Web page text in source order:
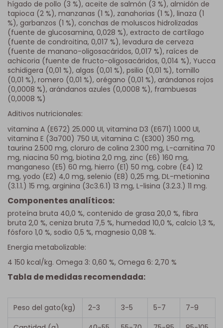
hígado de pollo (3 %), aceite de salmón (3 %), almidón de
tapioca (2 %), manzanas (1 %), zanahorias (1 %), linaza (1
%), garbanzos (1 %), conchas de moluscos hidrolizadas
(fuente de glucosamina, 0,028 %), extracto de cartílago
(fuente de condroitina, 0,017 %), levadura de cerveza
(fuente de manano-oligosacáridos, 0,017 %), raíces de
achicoria (fuente de fructo-oligosacáridos, 0,014 %), Yucca
schidigera (0,01 %), algas (0,01 %), psilio (0,01 %), tomillo
(0,01 %), romero (0,01 %), orégano (0,01 %), arándanos rojos
(0,0008 %), arándanos azules (0,0008 %), frambuesas
(0,0008 %)
Aditivos nutricionales:
vitamina A (E672) 25.000 UI, vitamina D3 (E671) 1.000 UI,
vitamina E (3a700) 750 UI, vitamina C (E300) 350 mg,
taurina 2.500 mg, cloruro de colina 2.300 mg, L-carnitina 70
mg, niacina 50 mg, biotina 2,0 mg, zinc (E6) 160 mg,
manganeso (E5) 60 mg, hierro (E1) 50 mg, cobre (E4) 12
mg, yodo (E2) 4,0 mg, selenio (E8) 0,25 mg, DL-metionina
(3.1.1.) 15 mg, arginina (3c3.6.1) 13 mg, L-lisina (3.2.3.) 11 mg.
Componentes analíticos:
proteína bruta 40,0 %, contenido de grasa 20,0 %, fibra
bruta 2,0 %, ceniza bruta 7,5 %, humedad 10,0 %, calcio 1,3 %,
fósforo 1,0 %, sodio 0,5 %, magnesio 0,08 %.
Energia metabolizable:
4 150 kcal/kg. Omega 3: 0,60 %, Omega 6: 2,70 %
Tabla de medidas recomendada:
Peso del gato(kg) 2-3 3-5 5-7
7-9